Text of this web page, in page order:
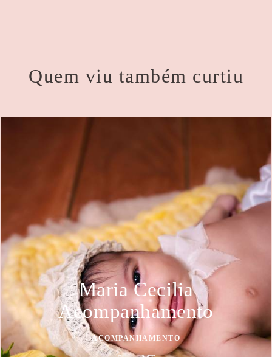
Quem viu também curtiu
Maria Cecilia
Acompanhamento
ACOMPANHAMENTO